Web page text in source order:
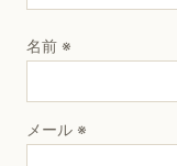
名前 ※
メール ※